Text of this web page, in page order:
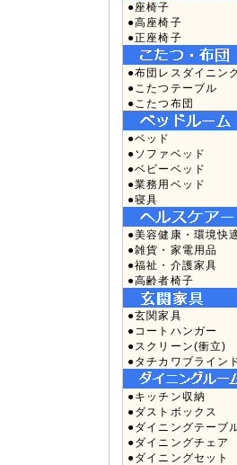
●座椅子
●高座椅子
●正座椅子
●布団レスダイニン
●こたつテーブル
●こたつ布団
●ベッド
●ソファベッド
●ベビーベッド
●業務用ベッド
●寝具
●美容健康・環境快
●雑貨・家電用品
●福祉・介護家具
●高齢者椅子
●玄関家具
●コートハンガー
●スクリーン(衝立)
●タチカワブライン
●キッチン収納
●ダストボックス
●ダイニングテーブ
●ダイニングチェア
●ダイニングセット